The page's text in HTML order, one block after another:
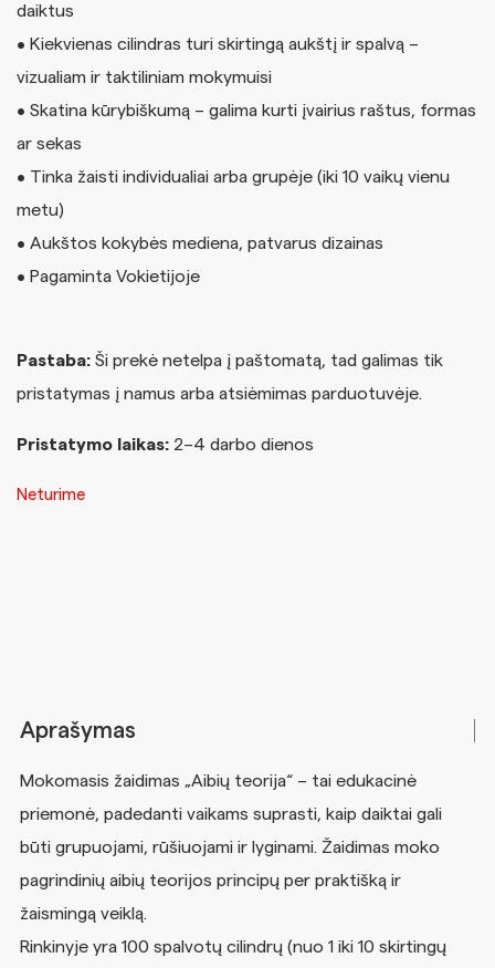
daiktus
• Kiekvienas cilindras turi skirtingą aukštį ir spalvą –
vizualiam ir taktiliniam mokymuisi
• Skatina kūrybiškumą – galima kurti įvairius raštus, formas
ar sekas
• Tinka žaisti individualiai arba grupėje (iki 10 vaikų vienu
metu)
• Aukštos kokybės mediena, patvarus dizainas
• Pagaminta Vokietijoje
Pastaba: Ši prekė netelpa į paštomatą, tad galimas tik
pristatymas į namus arba atsiėmimas parduotuvėje.
Pristatymo laikas: 2–4 darbo dienos
Neturime
Aprašymas
Mokomasis žaidimas „Aibių teorija“ – tai edukacinė
priemonė, padedanti vaikams suprasti, kaip daiktai gali
būti grupuojami, rūšiuojami ir lyginami. Žaidimas moko
pagrindinių aibių teorijos principų per praktišką ir
žaismingą veiklą.
Rinkinyje yra 100 spalvotų cilindrų (nuo 1 iki 10 skirtingų